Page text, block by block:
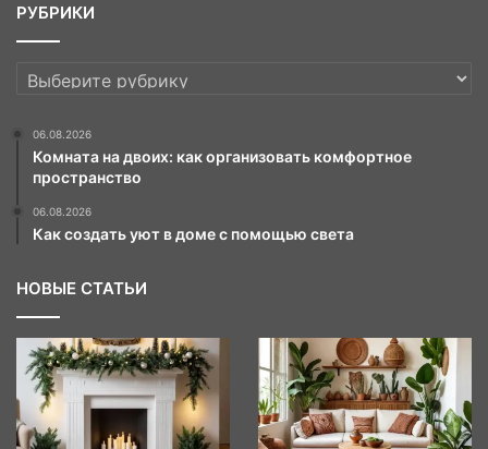
РУБРИКИ
РУБРИКИ
06.08.2026
Комната на двоих: как организовать комфортное
пространство
06.08.2026
Как создать уют в доме с помощью света
НОВЫЕ СТАТЬИ